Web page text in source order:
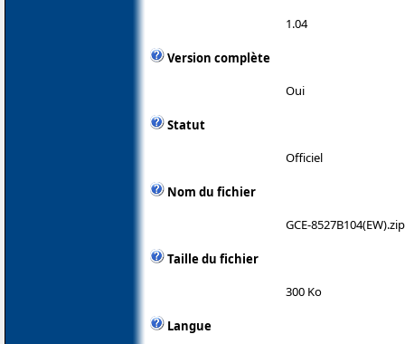
1.04
Version complète
Oui
Statut
Officiel
Nom du fichier
GCE-8527B104(EW).zip
Taille du fichier
300 Ko
Langue